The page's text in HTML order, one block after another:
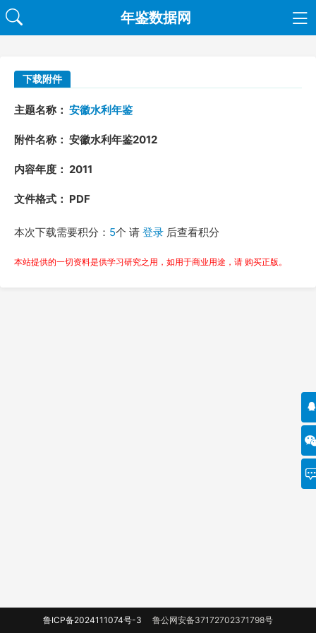
年鉴数据网
下载附件
主题名称： 安徽水利年鉴
附件名称： 安徽水利年鉴2012
内容年度： 2011
文件格式： PDF
本次下载需要积分： 5个 请 登录 后查看积分
本站提供的一切资料是供学习研究之用，如用于商业用途，请 购买正版。
鲁ICP备2024111074号-3 鲁公网安备37172702371798号